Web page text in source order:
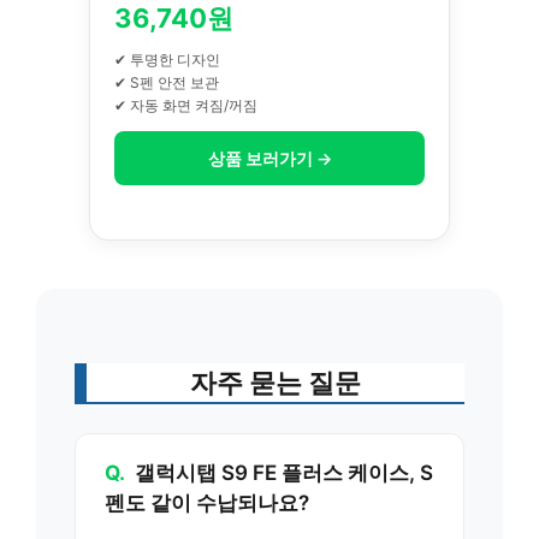
36,740원
✔ 투명한 디자인
✔ S펜 안전 보관
✔ 자동 화면 켜짐/꺼짐
상품 보러가기 →
자주 묻는 질문
Q. 갤럭시탭 S9 FE 플러스 케이스, S
펜도 같이 수납되나요?